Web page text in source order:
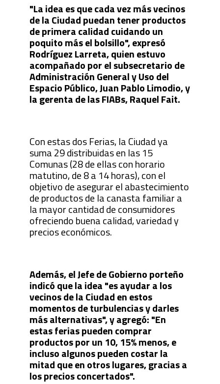
"La idea es que cada vez más vecinos
de la Ciudad puedan tener productos
de primera calidad cuidando un
poquito más el bolsillo", expresó
Rodríguez Larreta, quien estuvo
acompañado por el subsecretario de
Administración General y Uso del
Espacio Público, Juan Pablo Limodio, y
la gerenta de las FIABs, Raquel Fait.
Con estas dos Ferias, la Ciudad ya
suma 29 distribuidas en las 15
Comunas (28 de ellas con horario
matutino, de 8 a 14 horas), con el
objetivo de asegurar el abastecimiento
de productos de la canasta familiar a
la mayor cantidad de consumidores
ofreciendo buena calidad, variedad y
precios económicos.
Además, el Jefe de Gobierno porteño
indicó que la idea "es ayudar a los
vecinos de la Ciudad en estos
momentos de turbulencias y darles
más alternativas", y agregó: "En
estas ferias pueden comprar
productos por un 10, 15% menos, e
incluso algunos pueden costar la
mitad que en otros lugares, gracias a
los precios concertados".